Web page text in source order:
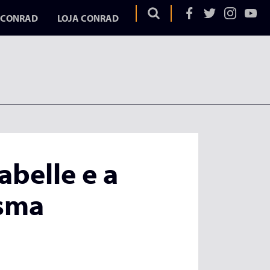
LOJA CONRAD
e a